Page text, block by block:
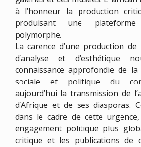
à l’honneur la production
produisant une
polymorphe.
La carence d’une production
d’analyse et d’esthétique
connaissance approfondie de la
sociale et politique du
aujourd’hui la transmission de
d’Afrique et de ses diasporas.
dans le cadre de cette urgence,
engagement politique plus
critique et les publications de